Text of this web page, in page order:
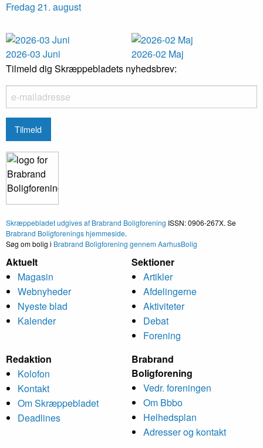
Fredag 21. august
2026-03 Juni
2026-02 Maj
Tilmeld dig Skræppebladets nyhedsbrev:
Skræppebladet udgives af Brabrand Boligforening ISSN: 0906-267X. Se
Brabrand Boligforenings hjemmeside.
Søg om bolig i Brabrand Boligforening gennem AarhusBolig
Aktuelt
Magasin
Webnyheder
Nyeste blad
Kalender
Sektioner
Artikler
Afdelingerne
Aktiviteter
Debat
Forening
Redaktion
Kolofon
Kontakt
Om Skræppe­bladet
Deadlines
Brabrand
Bolig­forening
Vedr. foreningen
Om Bbbo
Helheds­plan
Adresser og kontakt